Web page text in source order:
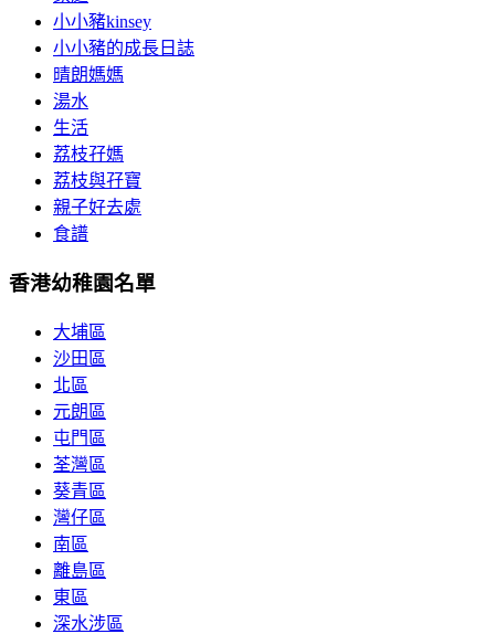
小小豬kinsey
小小豬的成長日誌
晴朗媽媽
湯水
生活
荔枝孖媽
荔枝與孖寶
親子好去處
食譜
香港幼稚園名單
大埔區
沙田區
北區
元朗區
屯門區
荃灣區
葵青區
灣仔區
南區
離島區
東區
深水涉區